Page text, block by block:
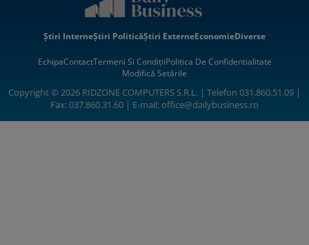
Știri InterneȘtiri PoliticăȘtiri ExterneEconomieDiverse
EchipaContactTermeni Si CondițiiPolitica De Confidentialitate
Modifică Setările
Copyright © 2026 RIDZONE COMPUTERS S.R.L. | Telefon 031.860.51.09 |
Fax: 037.860.31.60 | E-mail:office@dailybusiness.ro